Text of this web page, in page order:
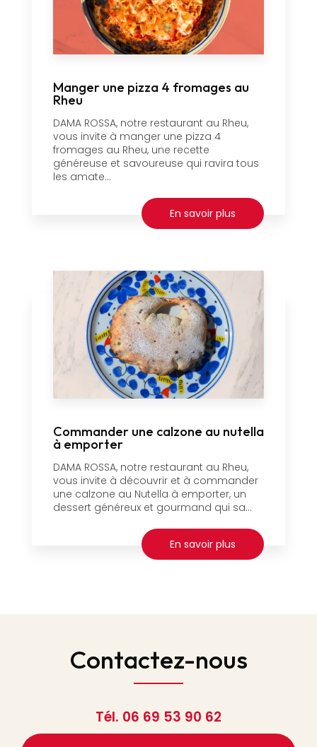
Manger une pizza 4 fromages au
Rheu
DAMA ROSSA, notre restaurant au Rheu,
vous invite à manger une pizza 4
fromages au Rheu, une recette
généreuse et savoureuse qui ravira tous
les amate...
En savoir plus
Commander une calzone au nutella
à emporter
DAMA ROSSA, notre restaurant au Rheu,
vous invite à découvrir et à commander
une calzone au Nutella à emporter, un
dessert généreux et gourmand qui sa...
En savoir plus
Contactez-nous
Tél. 06 69 53 90 62